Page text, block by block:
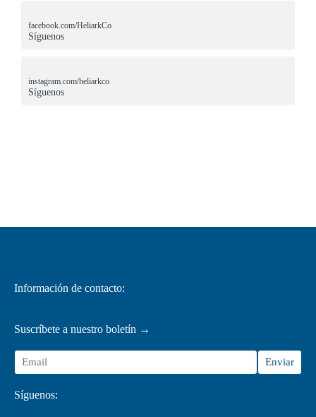
facebook.com/HeliarkCo
Síguenos
instagram.com/heliarkco
Síguenos
Información de contacto:
Suscríbete a nuestro boletín →
Síguenos: